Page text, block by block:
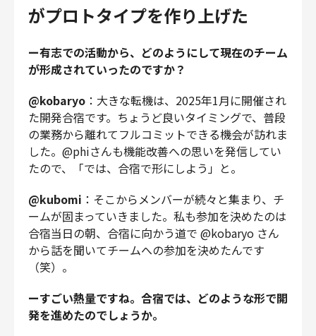
がプロトタイプを作り上げた
ー有志での活動から、どのようにして現在のチーム
が形成されていったのですか？
@kobaryo ：大きな転機は、2025年1月に開催され
た開発合宿です。ちょうど良いタイミングで、普段
の業務から離れてフルコミットできる機会が訪れま
した。@phiさんも機能改善への思いを発信してい
たので、「では、合宿で形にしよう」と。
@kubomi ：そこからメンバーが続々と集まり、チ
ームが固まっていきました。私も参加を決めたのは
合宿当日の朝、合宿に向かう道で @kobaryo さん
から話を聞いてチームへの参加を決めたんです
（笑）。
ーすごい熱量ですね。合宿では、どのような形で開
発を進めたのでしょうか。